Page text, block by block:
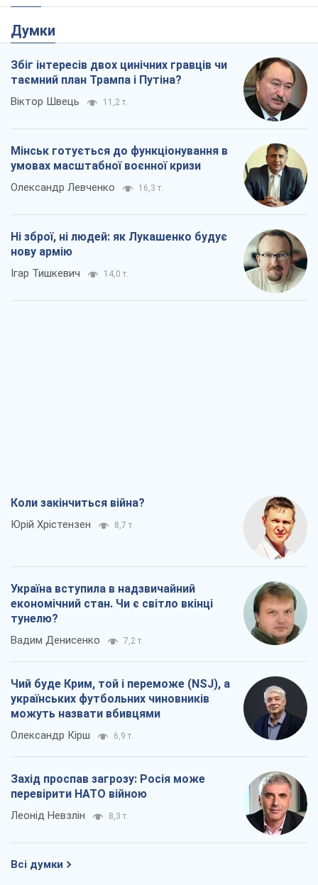
Думки
Збіг інтересів двох цинічних гравців чи
таємний план Трампа і Путіна?
Віктор Швець 11,2 т.
Мінськ готується до функціонування в
умовах масштабної воєнної кризи
Олександр Левченко 16,3 т.
Ні зброї, ні людей: як Лукашенко будує
нову армію
Ігар Тишкевич 14,0 т.
Коли закінчиться війна?
Юрій Хрістензен 8,7 т.
Україна вступила в надзвичайний
економічний стан. Чи є світло вкінці
тунелю?
Вадим Денисенко 7,2 т.
Чий буде Крим, той і переможе (NSJ), а
українських футбольних чиновників
можуть назвати вбивцями
Олександр Кірш 6,9 т.
Захід проспав загрозу: Росія може
перевірити НАТО війною
Леонід Невзлін 8,3 т.
Всі думки